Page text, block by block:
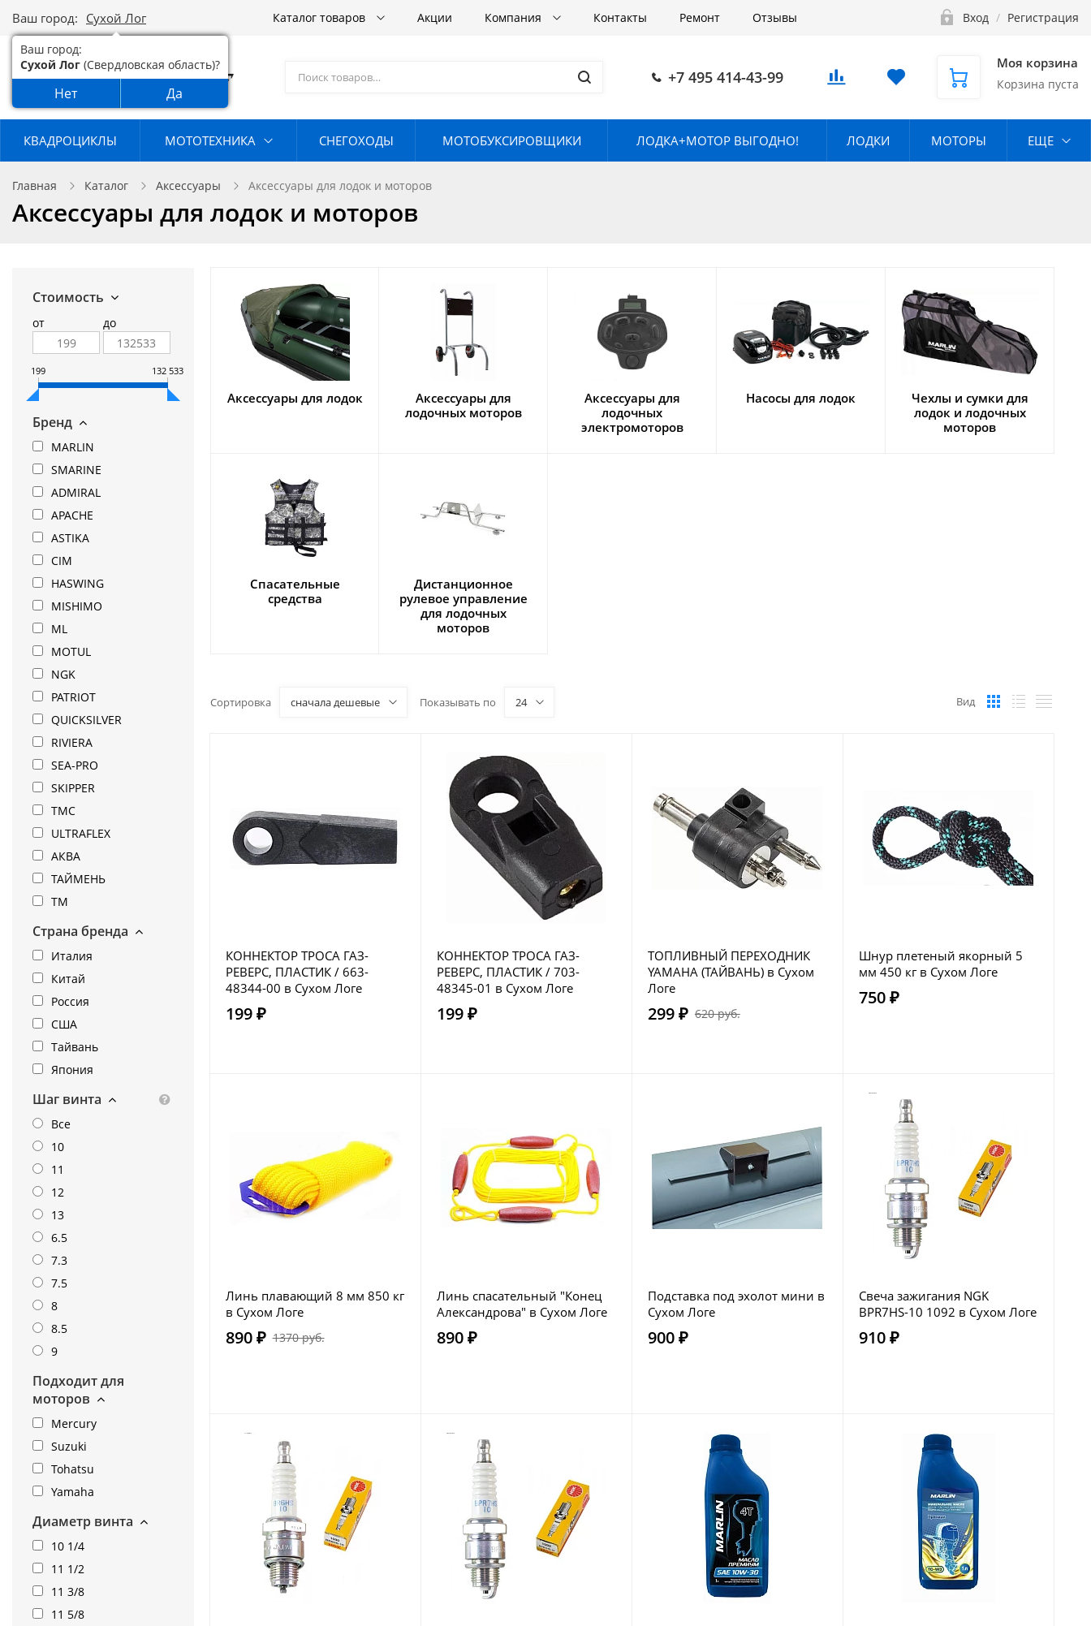
Ваш город: Сухой Лог
Ваш город:
Сухой Лог (Свердловская область)?
Нет Да
Каталог товаров Акции Компания Контакты Ремонт Отзывы Вход / Регистрация
+7 495 414-43-99
Моя корзина
Корзина пуста
КВАДРОЦИКЛЫ МОТОТЕХНИКА СНЕГОХОДЫ МОТОБУКСИРОВЩИКИ ЛОДКА+МОТОР ВЫГОДНО! ЛОДКИ МОТОРЫ ЕЩЕ
Главная Каталог Аксессуары Аксессуары для лодок и моторов
Аксессуары для лодок и моторов
Стоимость
от до
199 132 533
Бренд
MARLIN
SMARINE
ADMIRAL
APACHE
ASTIKA
CIM
HASWING
MISHIMO
ML
MOTUL
NGK
PATRIOT
QUICKSILVER
RIVIERA
SEA-PRO
SKIPPER
TMC
ULTRAFLEX
АКВА
ТАЙМЕНЬ
ТМ
Страна бренда
Италия
Китай
Россия
США
Тайвань
Япония
Шаг винта
Все
10
11
12
13
6.5
7.3
7.5
8
8.5
9
Подходит для
моторов
Mercury
Suzuki
Tohatsu
Yamaha
Диаметр винта
10 1/4
11 1/2
11 3/8
11 5/8
Аксессуары для лодок
Аксессуары для
лодочных моторов
Аксессуары для
лодочных
электромоторов
Насосы для лодок
Чехлы и сумки для
лодок и лодочных
моторов
Спасательные
средства
Дистанционное
рулевое управление
для лодочных
моторов
Сортировка сначала дешевые Показывать по 24 Вид
КОННЕКТОР ТРОСА ГАЗ-
РЕВЕРС, ПЛАСТИК / 663-
48344-00 в Сухом Логе
199 ₽
КОННЕКТОР ТРОСА ГАЗ-
РЕВЕРС, ПЛАСТИК / 703-
48345-01 в Сухом Логе
199 ₽
ТОПЛИВНЫЙ ПЕРЕХОДНИК
YAMAHA (ТАЙВАНЬ) в Сухом
Логе
299 ₽ 620 руб.
Шнур плетеный якорный 5
мм 450 кг в Сухом Логе
750 ₽
Линь плавающий 8 мм 850 кг
в Сухом Логе
890 ₽ 1370 руб.
Линь спасательный "Конец
Александрова" в Сухом Логе
890 ₽
Подставка под эхолот мини в
Сухом Логе
900 ₽
Свеча зажигания NGK
BPR7HS-10 1092 в Сухом Логе
910 ₽